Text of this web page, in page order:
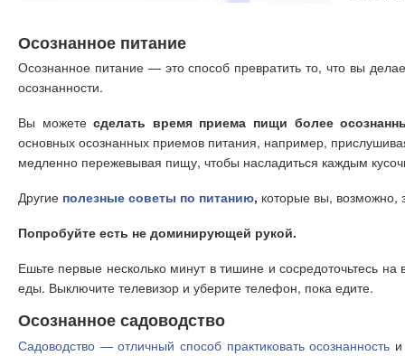
Осознанное питание
Осознанное питание — это способ превратить то, что вы
осознанности.
Вы можетесделать время приема пищи более
основных осознанных приемов питания, например,
медленно пережевывая пищу, чтобы насладиться каждым
Другие полезные советы по питанию, которые вы, возможно,
Попробуйте есть не доминирующей рукой.
Ешьте первые несколько минут в тишине и сосредоточьтесь на
еды. Выключите телевизор и уберите телефон, пока едите.
Осознанное садоводство
Садоводство — отличный способ практиковать осознанность